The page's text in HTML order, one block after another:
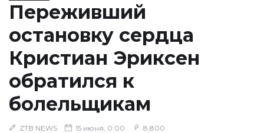
Переживший
остановку сердца
Кристиан Эриксен
обратился к
болельщикам
ZTB NEWS 15 июня, 0:00 8,800